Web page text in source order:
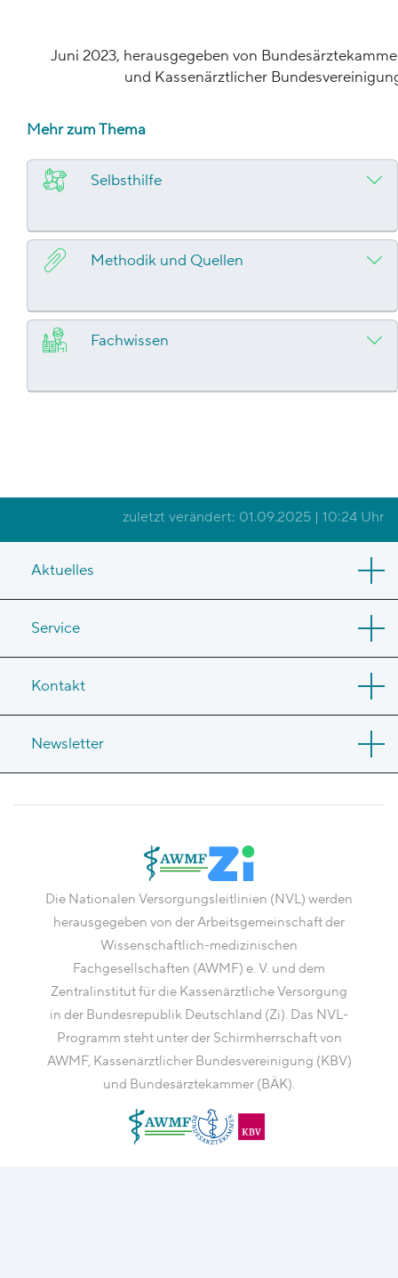
Juni 2023, herausgegeben von
und Kassenärztlicher
Mehr zum Thema
Selbsthilfe
Methodik und Quellen
Fachwissen
zuletzt verändert: 01.09.2025 | 10:24 Uhr
Aktuelles
Service
Kontakt
Newsletter
Die Nationalen Versorgungsleitlinien (NVL) werden
herausgegeben von der Arbeitsgemeinschaft der
Wissenschaftlich-medizinischen
Fachgesellschaften (AWMF) e. V. und dem
Zentralinstitut für die Kassenärztliche Versorgung
in der Bundesrepublik Deutschland (Zi). Das NVL-
Programm steht unter der Schirmherrschaft von
AWMF, Kassenärztlicher Bundesvereinigung (KBV)
und Bundesärztekammer (BÄK).